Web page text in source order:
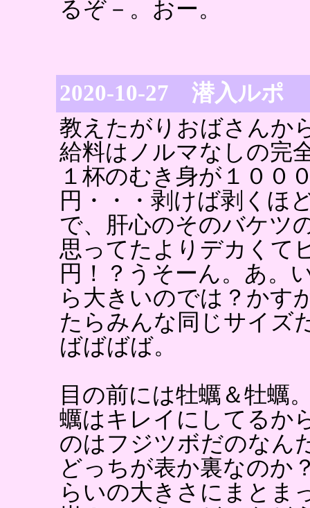
るぞ－。おー。
2020-10-27 潜入ルポ
教えたがりおばさんか
給料はノルマなしの完
１杯のむき身が１００
円・・・剥けば剥くほ
で、肝心のそのバケツ
思ってたよりデカくて
円！？うそーん。あ。
ら大きいのでは？かす
たらみんな同じサイズ
ばばばば。
目の前には牡蠣＆牡蠣
蠣はキレイにしてるか
のはフジツボだのなん
どっちが表か裏なのか
らいの大きさにまとま